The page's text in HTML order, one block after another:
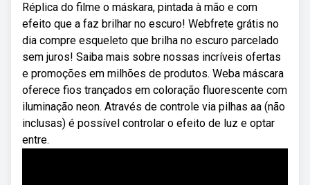
Réplica do filme o máskara, pintada à mão e com
efeito que a faz brilhar no escuro! Webfrete grátis no
dia compre esqueleto que brilha no escuro parcelado
sem juros! Saiba mais sobre nossas incríveis ofertas
e promoções em milhões de produtos. Weba máscara
oferece fios trançados em coloração fluorescente com
iluminação neon. Através de controle via pilhas aa (não
inclusas) é possível controlar o efeito de luz e optar
entre.